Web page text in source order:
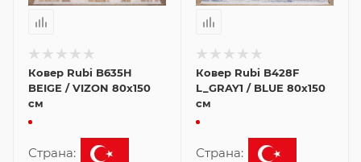
Ковер Rubi B635H
BEIGE / VIZON 80x150
см
Страна:
Ковер Rubi B428F
L_GRAY1 / BLUE 80x150
см
Страна: